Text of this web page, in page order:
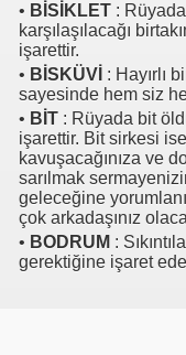
• BİSİKLET :
karşılaşılacağı
işarettir.
• BİSKÜVİ : Hayırlı
sayesinde hem siz
• BİT : Rüyada bit
işarettir. Bit sirkesi
kavuşacağınıza ve
sarılmak
geleceğine
çok arkadaşınız
• BODRUM :
gerektiğine işaret